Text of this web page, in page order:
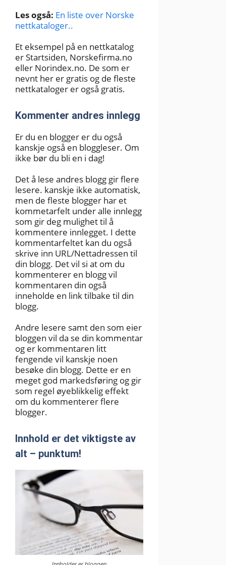
Les også: En liste over Norske
nettkataloger..
Et eksempel på en nettkatalog
er Startsiden, Norskefirma.no
eller Norindex.no. De som er
nevnt her er gratis og de fleste
nettkataloger er også gratis.
Kommenter andres innlegg
Er du en blogger er du også
kanskje også en bloggleser. Om
ikke bør du bli en i dag!
Det å lese andres blogg gir flere
lesere. kanskje ikke automatisk,
men de fleste blogger har et
kommetarfelt under alle innlegg
som gir deg mulighet til å
kommentere innlegget. I dette
kommentarfeltet kan du også
skrive inn URL/Nettadressen til
din blogg. Det vil si at om du
kommenterer en blogg vil
kommentaren din også
inneholde en link tilbake til din
blogg.
Andre lesere samt den som eier
bloggen vil da se din kommentar
og er kommentaren litt
fengende vil kanskje noen
besøke din blogg. Dette er en
meget god markedsføring og gir
som regel øyeblikkelig effekt
om du kommenterer flere
blogger.
Innhold er det viktigste av
alt – punktum!